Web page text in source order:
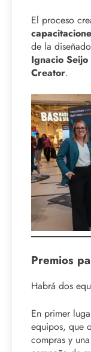
El proceso
de la
Ignacio Seijo
Creator.
Premios
Habrá dos
En primer
equipos, que
compras y